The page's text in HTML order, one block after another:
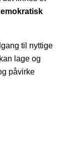
til nyttige
lage og
påvirke